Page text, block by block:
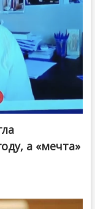
а «мечта»